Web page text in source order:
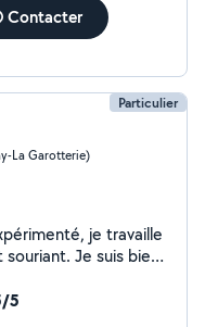
Contacter
Particulier
La Garotterie)
je travaille
Je suis bien
!
5